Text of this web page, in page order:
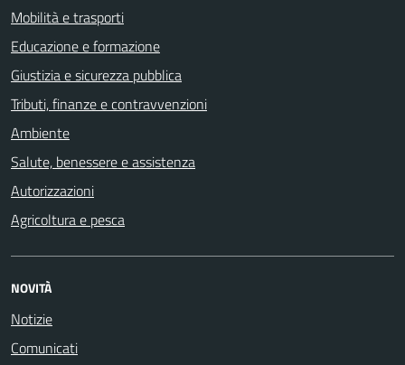
Mobilità e trasporti
Educazione e formazione
Giustizia e sicurezza pubblica
Tributi, finanze e contravvenzioni
Ambiente
Salute, benessere e assistenza
Autorizzazioni
Agricoltura e pesca
NOVITÀ
Notizie
Comunicati